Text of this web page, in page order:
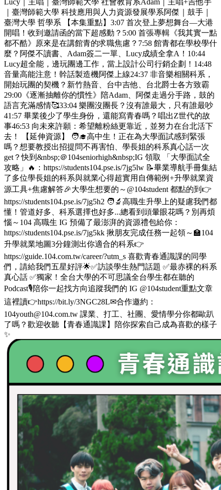
Lucy｜主唱｜臺灣師範大學 社會教育系Adam｜主唱+吉他手
｜臺灣師範大學 科技應用與人力資源發展學系阿傑｜鼓手｜
臺灣大學 哲學系 【本集重點】3:07 首次登上夢想舞台—大港
開唱！收到邀請函的當下超感動？5:00 首張專輯《我其實一點
都不酷》原來是在講館青的求職焦慮？7:58 館青都在學校學什
麼？阿傑不讀書、Adam簽二一單、Lucy成績全拿A！10:44
Lucy超全能，邊玩團邊工作，當上設計公司行銷企劃！14:48
音量高能注意！幹話製造機阿傑上線24:37 非音樂相關科系，
開始玩團的契機？新竹熱音、台中吉他、台北爵士各方致霸
29:00《逐漸抽離你的慣性》陪Adam、阿傑走過分手路，鼓的
語言充滿感情🥰33:04 樂團沒團長？沒有誰最大，只有誰最吵
41:57 畢業後少了學生身份，還能寫青春嗎？唱出Z世代的故
事46:53 向未來許願：希望離粉絲更靠近，並努力在台北活下
去！ 【延伸資源】 🧑‍🎓高中生！正在為大學面試感到緊張
嗎？想要教授出招提問不再害怕、學長姐的科系真心話一次
get？快到&nbsp;＠104seniorhigh&nbsp;IG 領取 「大學面試全
攻略」🔥：https://students104.pse.is/7jg5lw 📝畢業導航手冊集結
了多位學長姐的科系與就業心得超實用自傳範例+升學就業資
源工具+焦慮解答🎉大學生想要的～@104student 都點的到👉
https://students104.pse.is/7jg5h2 🧑‍🔬高職生升學上的疑慮我們都
懂！管道好多、科系選擇也好多...總看到頭暈眼花嗎？別再煩
惱～104 高職生 IG 預備了最澎湃的資源禮包給你：
https://students104.pse.is/7jg5kk 揪朋友完成任務一起領～🏫104
升學就業地圖3分鐘測出你適合的科系👉
https://guide.104.com.tw/career/?utm_s 喜歡青春通識課的同學
們，請給我們五星好評🌟✅訪談學生熱門話題 ✅最赤裸的科系
真心話 ✅獨家！全台大學的不可思議全台學生都在聽的
Podcast🎙️陪你一起找方向追蹤我們的 IG @104student重點文章
這裡讀👉https://bit.ly/3NGC28L✉合作邀約：
104youth@104.com.tw 課業、打工、社團、愛情學分你都歐趴
了嗎？歡迎收聽【青春通識課】陪你探索自己成為喜歡的樣子
✨